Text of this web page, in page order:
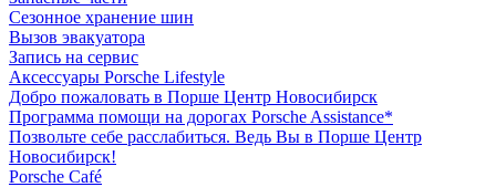
Сезонное хранение шин
Вызов эвакуатора
Запись на сервис
Аксессуары Porsche Lifestyle
Добро пожаловать в Порше Центр Новосибирск
Программа помощи на дорогах Porsche Assistance*
Позвольте себе расслабиться. Ведь Вы в Порше Центр
Новосибирск!
Porsche Café